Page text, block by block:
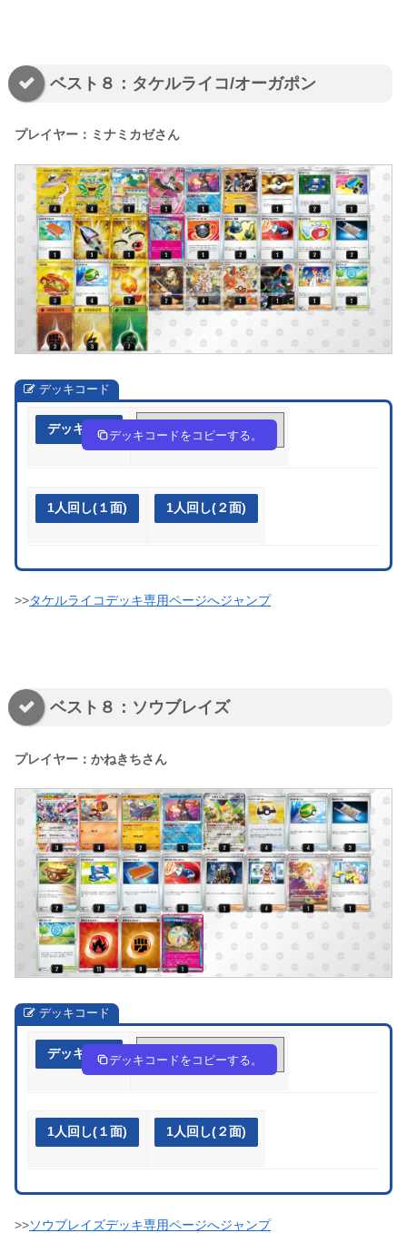
ベスト８：タケルライコ/オーガポン
プレイヤー：ミナミカゼさん
デッキコード
デッキ作成 2Eypp2-EaQM3a-yM3pUX
デッキコードをコピーする。
1人回し(１面) 1人回し(２面)
>>タケルライコデッキ専用ページへジャンプ
ベスト８：ソウブレイズ
プレイヤー：かねきちさん
デッキコード
デッキ作成 kk55kv-HlnVCV-wFVf5k
デッキコードをコピーする。
1人回し(１面) 1人回し(２面)
>>ソウブレイズデッキ専用ページへジャンプ